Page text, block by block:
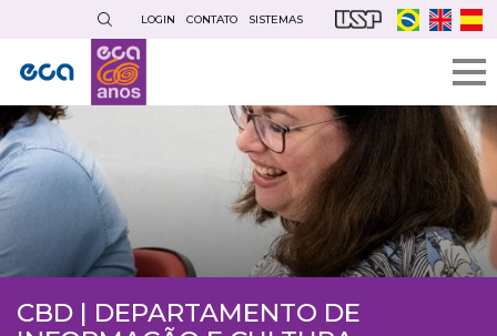
conteúdo
principal
LOGIN CONTATO SISTEMAS
CBD | DEPARTAMENTO DE